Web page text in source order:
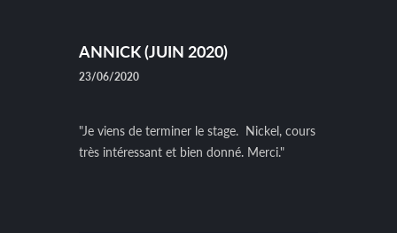
ANNICK (JUIN 2020)
23/06/2020
"Je viens de terminer le stage. Nickel, cours
très intéressant et bien donné. Merci."